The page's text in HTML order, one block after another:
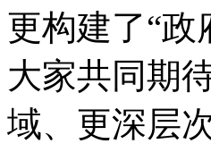
更构建了“
大家共同期
域、更深层